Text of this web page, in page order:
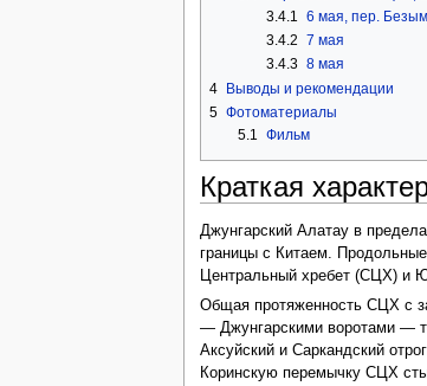
3.4.1 6 мая, пер.
3.4.2 7 мая
3.4.3 8 мая
4 Выводы и рекомендации
5 Фотоматериалы
5.1 Фильм
Краткая
Джунгарский Алатау в
границы с Китаем.
Центральный хребет (СЦХ) и
Общая протяженность СЦХ с
— Джунгарскими воротами —
Аксуйский и Саркандский
Коринскую перемычку СЦХ